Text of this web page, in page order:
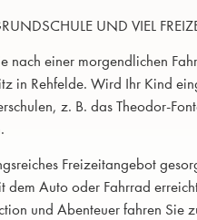
UND VIEL
nach einer morgendlichen
in Rehfelde. Wird Ihr Kind
z. B. das Theodor-
Freizeitangebot
dem Auto oder Fahrrad
und Abenteuer fahren Sie